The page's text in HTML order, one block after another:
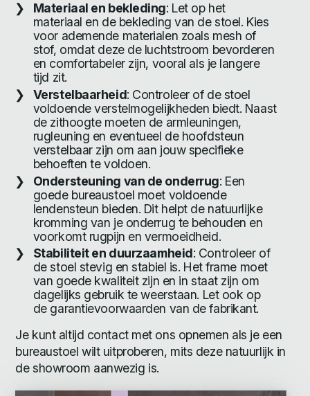
Materiaal en bekleding: Let op het
materiaal en de bekleding van de stoel. Kies
voor ademende materialen zoals mesh of
stof, omdat deze de luchtstroom bevorderen
en comfortabeler zijn, vooral als je langere
tijd zit.
Verstelbaarheid: Controleer of de stoel
voldoende verstelmogelijkheden biedt. Naast
de zithoogte moeten de armleuningen,
rugleuning en eventueel de hoofdsteun
verstelbaar zijn om aan jouw specifieke
behoeften te voldoen.
Ondersteuning van de onderrug: Een
goede bureaustoel moet voldoende
lendensteun bieden. Dit helpt de natuurlijke
kromming van je onderrug te behouden en
voorkomt rugpijn en vermoeidheid.
Stabiliteit en duurzaamheid: Controleer of
de stoel stevig en stabiel is. Het frame moet
van goede kwaliteit zijn en in staat zijn om
dagelijks gebruik te weerstaan. Let ook op
de garantievoorwaarden van de fabrikant.
Je kunt altijd contact met ons opnemen als je een
bureaustoel wilt uitproberen, mits deze natuurlijk in
de showroom aanwezig is.